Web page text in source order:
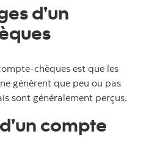
d’un
chèques est que les
génèrent que peu ou pas
sont généralement perçus.
compte